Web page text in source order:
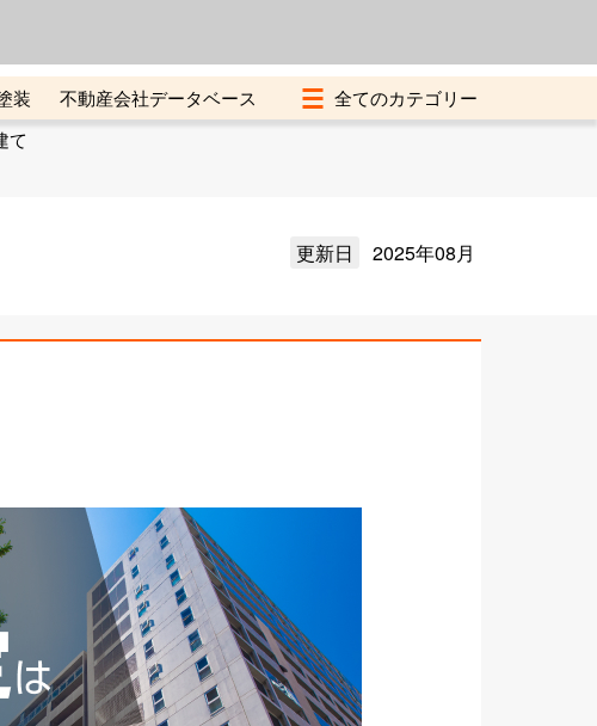
装
不動産会社データベース
て
更新日 2025年08月